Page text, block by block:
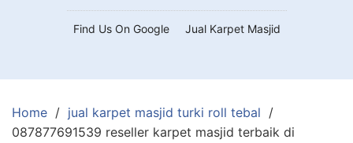
Find Us On Google Jual Karpet Masjid
Home
jual karpet masjid turki roll tebal
087877691539 reseller karpet masjid terbaik di